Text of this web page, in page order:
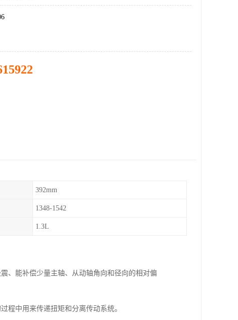
392mm
1348-1542
1.3L
、能补偿少量主轴、从动轴角向和径向的相对偏
程中用来传递扭矩和分离传动系统。